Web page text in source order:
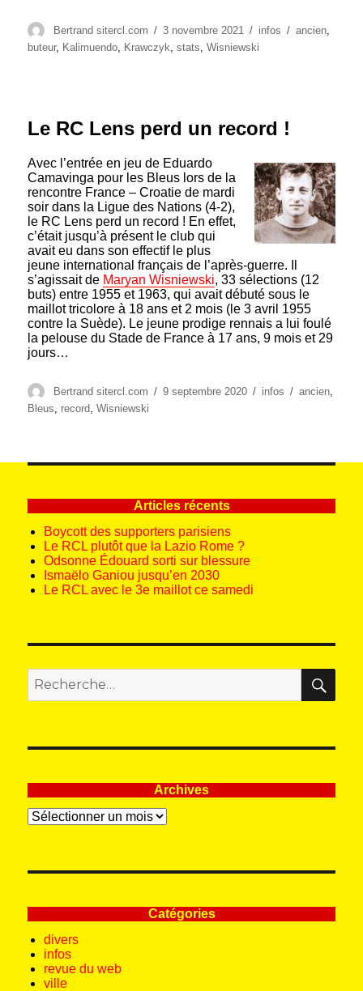
Auteur
Bertrand sitercl.com
Publié
le
3 novembre 2021 Catégories
infos Étiquettes
ancien,
buteur, Kalimuendo, Krawczyk,stats,Wisniewski
Le RC Lens perd un record !
Avec l’entrée en jeu de Eduardo
Camavinga pour les Bleus lors de la
rencontre France – Croatie de mardi
soir dans la Ligue des Nations (4-2),
le RC Lens perd un record ! En effet,
c’était jusqu’à présent le club qui
avait eu dans son effectif le plus
jeune international français de l’après-guerre. Il
s’agissait de Maryan Wisniewski, 33 sélections (12
buts) entre 1955 et 1963, qui avait débuté sous le
maillot tricolore à 18 ans et 2 mois (le 3 avril 1955
contre la Suède). Le jeune prodige rennais a lui foulé
la pelouse du Stade de France à 17 ans, 9 mois et 29
jours…
Auteur
Bertrand sitercl.com
Publié
9 septembre 2020 Catégories
infos Étiquettes
ancien
Bleus, record,Wisniewski
Articles récents
Boycott des supporters parisiens
Le RCL plutôt que la Lazio Rome ?
Odsonne Édouard sorti sur blessure
Ismaëlo Ganiou jusqu’en 2030
Le RCL avec le 3e maillot ce samedi
pour
:
Archives
Archives
Catégories
divers
infos
revue du web
ville